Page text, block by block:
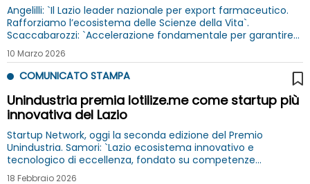
Angelilli: `Il Lazio leader nazionale per export farmaceutico.
Rafforziamo l’ecosistema delle Scienze della Vita`.
Scaccabarozzi: `Accelerazione fondamentale per garantire
alle imprese un contesto sempre più competitivo e
qualificato`
10 Marzo 2026
COMUNICATO STAMPA
Unindustria premia Iotilize.me come startup più
innovativa del Lazio
Startup Network, oggi la seconda edizione del Premio
Unindustria. Samori: `Lazio ecosistema innovativo e
tecnologico di eccellenza, fondato su competenze
avanzate e settori ad alto valore aggiunto`
18 Febbraio 2026